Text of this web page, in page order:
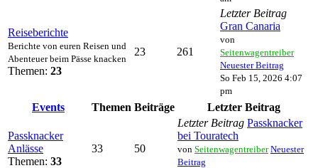
Reiseberichte
Berichte von euren Reisen und
Abenteuer beim Pässe knacken
Themen: 23
23 261
Letzter Beitrag
Gran Canaria
von
Seitenwagentreiber
Neuester Beitrag
So Feb 15, 2026 4:07
pm
Events Themen Beiträge Letzter Beitrag
Passknacker
Anlässe
Themen: 33
33 50
Letzter Beitrag Passknacker
bei Touratech
von Seitenwagentreiber Neuester
Beitrag